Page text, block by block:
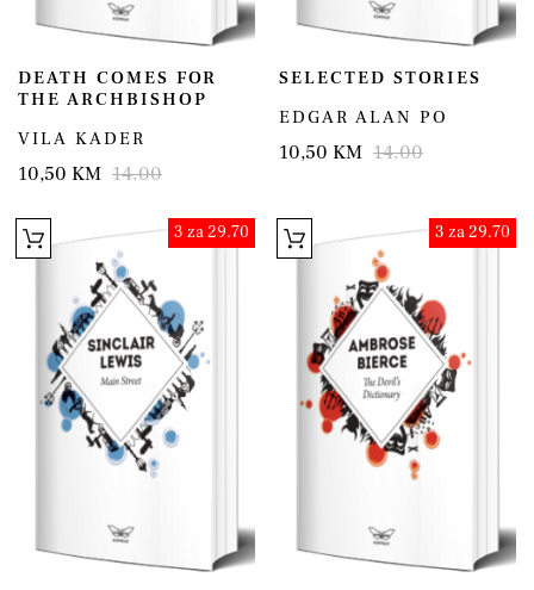
DEATH COMES FOR
THE ARCHBISHOP
VILA KADER
10,50 KM 14.00
SELECTED STORIES
EDGAR ALAN PO
10,50 KM 14.00
3 za 29.70 3 za 29.70